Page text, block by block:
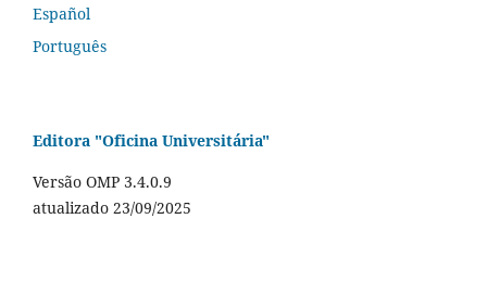
Español
Português
Editora "Oficina Universitária"
Versão OMP 3.4.0.9
atualizado 23/09/2025